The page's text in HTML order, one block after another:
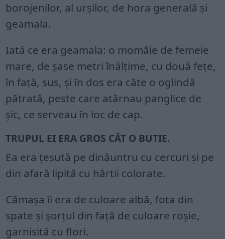
borojenilor, al urşilor, de hora generală şi
geamala.
Iată ce era geamala: o momâie de femeie
mare, de şase metri înălţime, cu două feţe,
în faţă, sus, şi în dos era câte o oglindă
pătrată, peste care atârnau panglice de
şic, ce serveau în loc de cap.
TRUPUL EI ERA GROS CÂT O BUTIE.
Ea era ţesută pe dinăuntru cu cercuri şi pe
din afară lipită cu hârtii colorate.
Cămaşa îi era de culoare albă, fota din
spate şi şorţul din faţă de culoare roşie,
garnisită cu flori.